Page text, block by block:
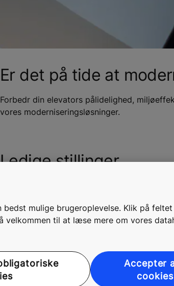
Er det på tide at
Forbedr din elevators pålidelighed,
vores moderniseringsløsninger.
Ledige stillinger
Vil du arbejde på øverste etage? Se vores
AI og data kan hjælpe dig med, at få mest
en helt ny brugeroplevelse. Læs hvordan her.
mulige brugeroplevelse. Klik på
velkommen til at læse mere om vores
Accepter
cookies